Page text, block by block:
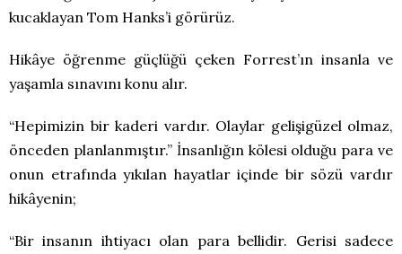
kucaklayan Tom Hanks’i görürüz.
Hikâye öğrenme güçlüğü çeken Forrest’ın insanla ve
yaşamla sınavını konu alır.
“Hepimizin bir kaderi vardır. Olaylar gelişigüzel olmaz,
önceden planlanmıştır.” İnsanlığın kölesi olduğu para ve
onun etrafında yıkılan hayatlar içinde bir sözü vardır
hikâyenin;
“Bir insanın ihtiyacı olan para bellidir. Gerisi sadece